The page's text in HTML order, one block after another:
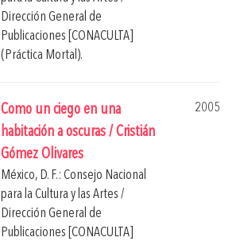
Dirección General de
Publicaciones [CONACULTA]
(Práctica Mortal).
Como un ciego en una
habitación a oscuras / Cristián
Gómez Olivares
2005
México, D. F.: Consejo Nacional
para la Cultura y las Artes /
Dirección General de
Publicaciones [CONACULTA]